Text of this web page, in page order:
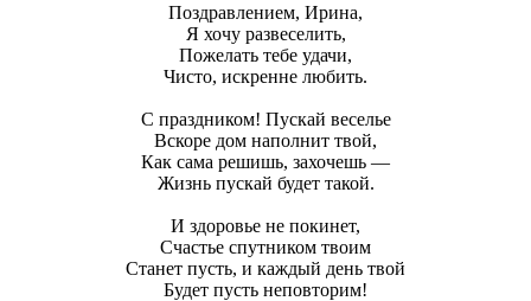
Поздравлением, Ирина,
Я хочу развеселить,
Пожелать тебе удачи,
Чисто, искренне любить.
С праздником! Пускай веселье
Вскоре дом наполнит твой,
Как сама решишь, захочешь —
Жизнь пускай будет такой.
И здоровье не покинет,
Счастье спутником твоим
Станет пусть, и каждый день твой
Будет пусть неповторим!